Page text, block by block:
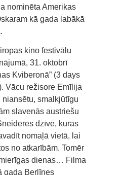
nominēta Amerikas
kā gada labākā
kino festivālu
31. oktobrī
Kviberonā” (3 days
Vācu režisore Emīlija
smalkjūtīgu
slavenās austriešu
dzīvē, kuras
nomaļā vietā, lai
no atkarībām. Tomēr
dienas… Filma
gada Berlīnes